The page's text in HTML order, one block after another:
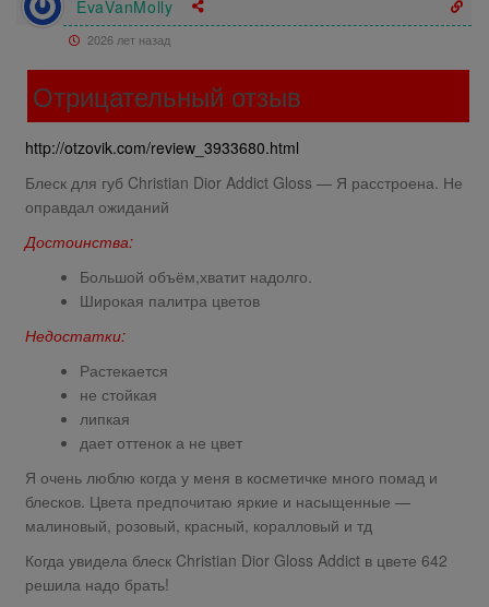
EvaVanMolly
2026 лет назад
Отрицательный отзыв
http://otzovik.com/review_3933680.html
Блеск для губ Christian Dior Addict Gloss — Я расстроена. Не
оправдал ожиданий
Достоинства:
Большой объём,хватит надолго.
Широкая палитра цветов
Недостатки:
Растекается
не стойкая
липкая
дает оттенок а не цвет
Я очень люблю когда у меня в косметичке много помад и
блесков. Цвета предпочитаю яркие и насыщенные —
малиновый, розовый, красный, коралловый и тд
Когда увидела блеск Christian Dior Gloss Addict в цвете 642
решила надо брать!